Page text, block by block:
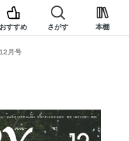
おすすめ さがす 本棚
月号